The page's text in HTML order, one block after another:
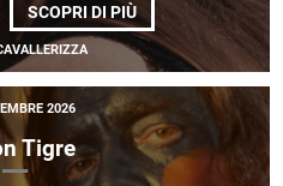
SCOPRI DI PIÙDI
KATARINA
GRYVUL
<BR>
<EM>SPOMYN </
2026
Tigre